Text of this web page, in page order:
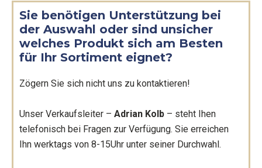
Sie benötigen Unterstützung bei
der Auswahl oder sind unsicher
welches Produkt sich am Besten
für Ihr Sortiment eignet?
Zögern Sie sich nicht uns zu kontaktieren!
Unser Verkaufsleiter – Adrian Kolb – steht Ihen
telefonisch bei Fragen zur Verfügung. Sie erreichen
Ihn werktags von 8-15Uhr unter seiner Durchwahl.